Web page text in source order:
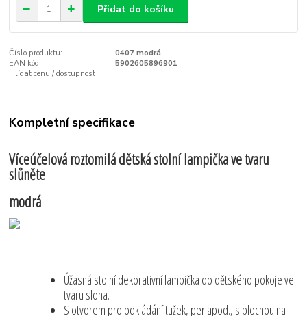
Přidat do košíku
Číslo produktu:
0407 modrá
EAN kód:
5902605896901
Hlídat cenu / dostupnost
Kompletní specifikace
Víceúčelová roztomilá dětská stolní lampička ve tvaru
slůněte
modrá
Úžasná stolní dekorativní lampička do dětského pokoje ve
tvaru slona.
S otvorem pro odkládání tužek, per apod., s plochou na